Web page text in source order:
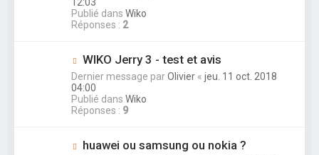
Publié dans Wiko
Réponses : 2
WIKO Jerry 3 - test et avis
Dernier message parOlivier « jeu. 11 oct. 2018
04:00
Publié dans Wiko
Réponses : 9
huawei ou samsung ou nokia ?